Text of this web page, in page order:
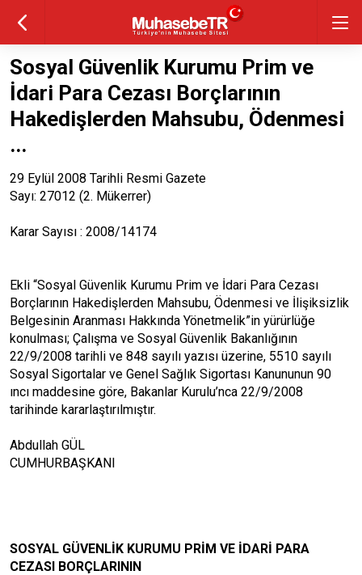
Sosyal Güvenlik Kurumu Prim ve
İdari Para Cezası Borçlarının
Hakedişlerden Mahsubu, Ödenmesi
...
29 Eylül 2008 Tarihli Resmi Gazete
Sayı: 27012 (2. Mükerrer)
Karar Sayısı : 2008/14174
Ekli “Sosyal Güvenlik Kurumu Prim ve İdari Para Cezası
Borçlarının Hakedişlerden Mahsubu, Ödenmesi ve İlişiksizlik
Belgesinin Aranması Hakkında Yönetmelik”in yürürlüğe
konulması; Çalışma ve Sosyal Güvenlik Bakanlığının
22/9/2008 tarihli ve 848 sayılı yazısı üzerine, 5510 sayılı
Sosyal Sigortalar ve Genel Sağlık Sigortası Kanununun 90
ıncı maddesine göre, Bakanlar Kurulu’nca 22/9/2008
tarihinde kararlaştırılmıştır.
Abdullah GÜL
CUMHURBAŞKANI
SOSYAL GÜVENLİK KURUMU PRİM VE İDARİ PARA
CEZASI BORÇLARININ